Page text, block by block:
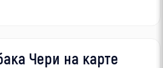
Чери на карте